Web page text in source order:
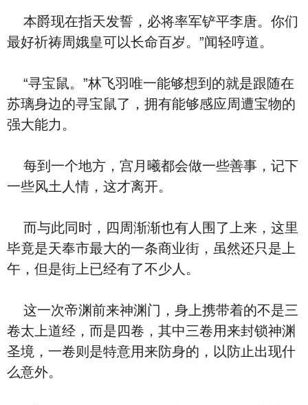
本爵现在指天发誓，必将率军铲平李唐。你们
最好祈祷周娥皇可以长命百岁。”闻轻哼道。
“寻宝鼠。”林飞羽唯一能够想到的就是跟随在
苏璃身边的寻宝鼠了，拥有能够感应周遭宝物的
强大能力。
每到一个地方，宫月曦都会做一些善事，记下
一些风土人情，这才离开。
而与此同时，四周渐渐也有人围了上来，这里
毕竟是天奉市最大的一条商业街，虽然还只是上
午，但是街上已经有了不少人。
这一次帝渊前来神渊门，身上携带着的不是三
卷太上道经，而是四卷，其中三卷用来封锁神渊
圣境，一卷则是特意用来防身的，以防止出现什
么意外。